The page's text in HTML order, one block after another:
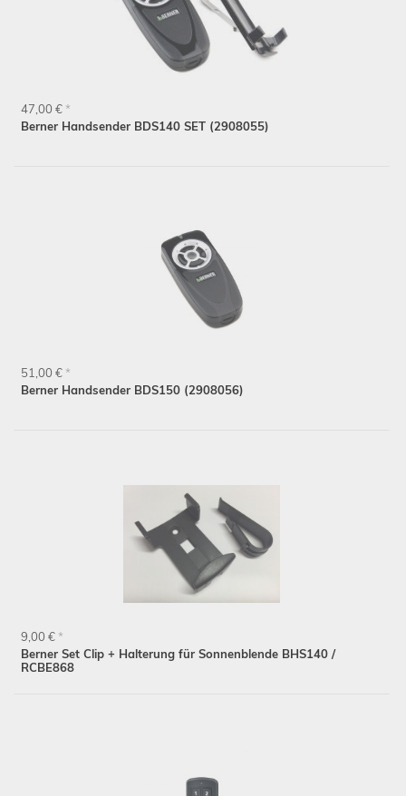
Berner Handsender BDS140 SET (2908055)
47,00 € *
Berner Handsender BDS150 (2908056)
51,00 € *
Berner Set Clip + Halterung für Sonnenblende BHS140 /
RCBE868
9,00 € *